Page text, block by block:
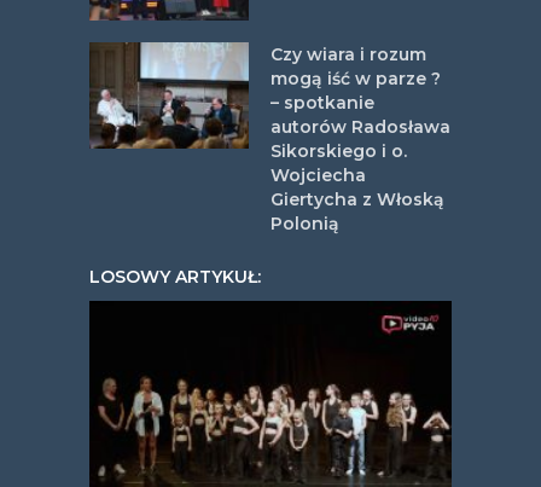
Czy wiara i rozum
mogą iść w parze ?
– spotkanie
autorów Radosława
Sikorskiego i o.
Wojciecha
Giertycha z Włoską
Polonią
LOSOWY ARTYKUŁ: